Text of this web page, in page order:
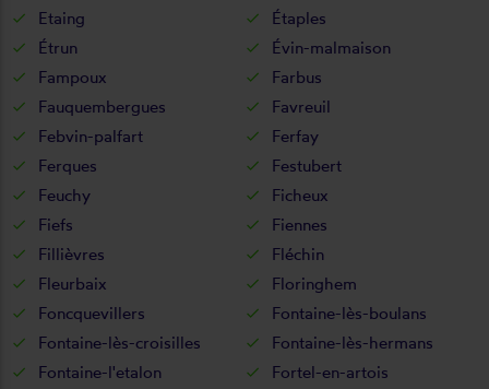
Etaing
Étaples
Étrun
Évin-malmaison
Fampoux
Farbus
Fauquembergues
Favreuil
Febvin-palfart
Ferfay
Ferques
Festubert
Feuchy
Ficheux
Fiefs
Fiennes
Fillièvres
Fléchin
Fleurbaix
Floringhem
Foncquevillers
Fontaine-lès-boulans
Fontaine-lès-croisilles
Fontaine-lès-hermans
Fontaine-l'etalon
Fortel-en-artois